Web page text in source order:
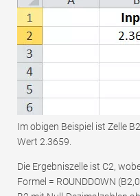
Im obigen Beispiel ist Zelle
Wert 2.3659.
Die Ergebniszelle ist C2,
Formel = ROUNDDOWN